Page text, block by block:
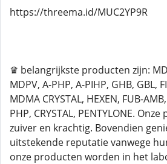
https://threema.id/MUC2YP9R
♛ belangrijkste producten zijn:
MDPV, A-PHP, A-PIHP, GHB, GBL,
MDMA CRYSTAL, HEXEN, FUB-
PHP, CRYSTAL, PENTYLONE.
zuiver en krachtig. Bovendien
uitstekende reputatie vanwege
onze producten worden in het